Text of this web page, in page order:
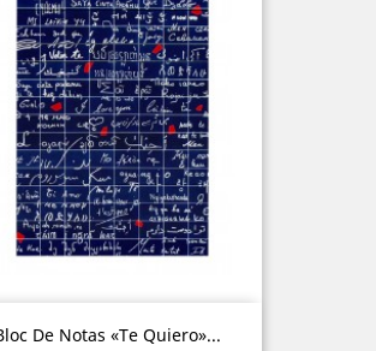
De Notas «Te Quiero»...